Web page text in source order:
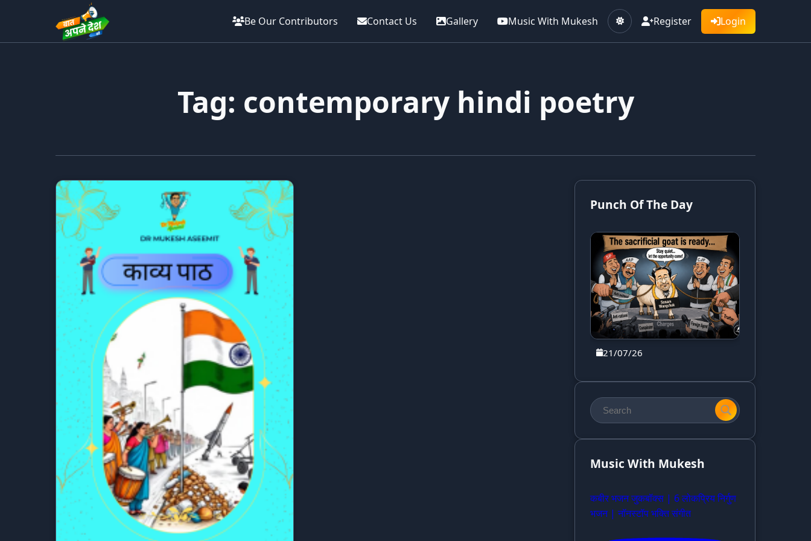
Be Our Contributors Contact Us Gallery Music With Mukesh Register Login
Tag: contemporary hindi poetry
Punch Of The Day
21/07/26
Music With Mukesh
कबीर भजन जुकबॉक्स | 6 लोकप्रिय निर्गुण
भजन | नॉनस्टॉप भक्ति संगीत